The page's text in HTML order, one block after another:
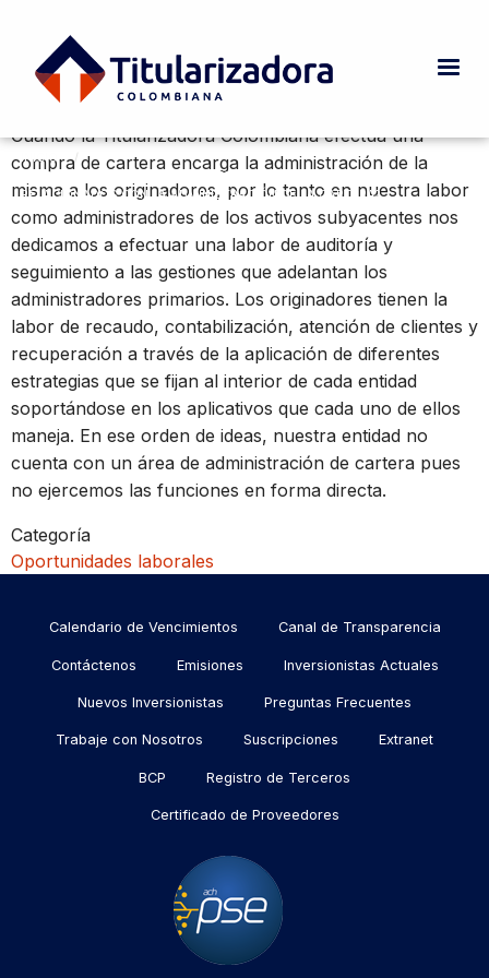
¿Podemos entregar una oferta para
prestar servicios relacionados con la
Ruta de navegación
INICIO
CURRENT:
¿PODEMOS ENTREGAR UNA OFERTA PARA PRESTAR SERVICIOS
RELACIONADOS CON LA ADMINISTRACIÓN DE LA CARTERA?
Cuando la Titularizadora Colombiana efectúa una
compra de cartera encarga la administración de la
misma a los originadores, por lo tanto en nuestra labor
como administradores de los activos subyacentes nos
dedicamos a efectuar una labor de auditoría y
seguimiento a las gestiones que adelantan los
administradores primarios. Los originadores tienen la
labor de recaudo, contabilización, atención de clientes y
recuperación a través de la aplicación de diferentes
estrategias que se fijan al interior de cada entidad
soportándose en los aplicativos que cada uno de ellos
maneja. En ese orden de ideas, nuestra entidad no
cuenta con un área de administración de cartera pues
no ejercemos las funciones en forma directa.
Categoría
Oportunidades laborales
Menu
footer
Calendario de Vencimientos Canal de Transparencia
Contáctenos Emisiones Inversionistas Actuales
Nuevos Inversionistas Preguntas Frecuentes
Trabaje con Nosotros Suscripciones Extranet
BCP Registro de Terceros
Certificado de Proveedores